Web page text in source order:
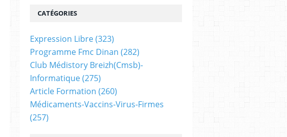
CATÉGORIES
Expression Libre(323)
Programme Fmc Dinan (282)
Club Médistory Breizh(cmsb)-
Informatique(275)
Article Formation (260)
Médicaments-Vaccins-Virus-Firmes
(257)